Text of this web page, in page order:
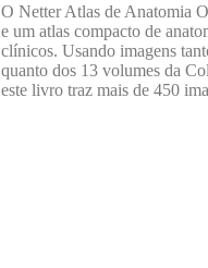
O Netter Atlas de Anatomia
e um atlas compacto de
clínicos. Usando imagens
quanto dos 13 volumes da
este livro traz mais de 450